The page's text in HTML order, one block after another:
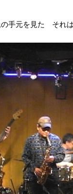
手元を見た それ